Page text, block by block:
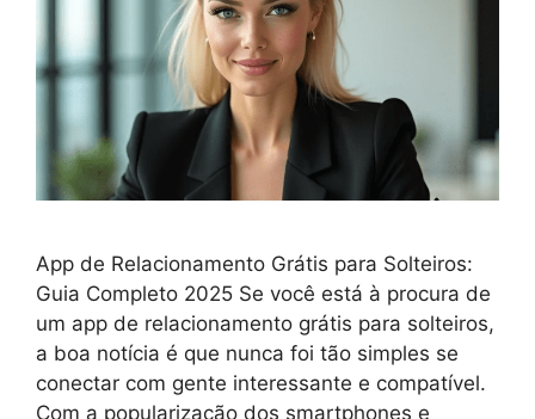
App de Relacionamento Grátis para Solteiros:
Guia Completo 2025 Se você está à procura de
um app de relacionamento grátis para solteiros,
a boa notícia é que nunca foi tão simples se
conectar com gente interessante e compatível.
Com a popularização dos smartphones e